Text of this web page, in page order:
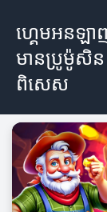
ហ្គេមអនឡ
មានប្រូម៉ូសិន
ពិសេស